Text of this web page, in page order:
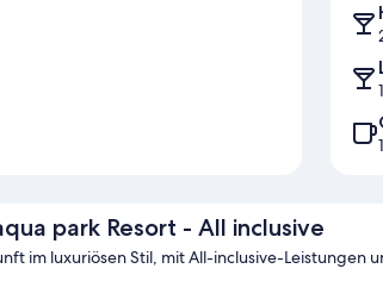
park Resort - All inclusive
im luxuriösen Stil, mit All-inclusive-Leistungen